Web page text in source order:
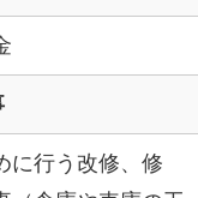
に行う改修、修